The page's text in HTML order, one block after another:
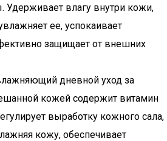
Удерживает влагу внутри кожи,
ее, успокаивает
защищает от внешних
дневной уход за
кожей содержит витамин
выработку кожного сала,
кожу, обеспечивает